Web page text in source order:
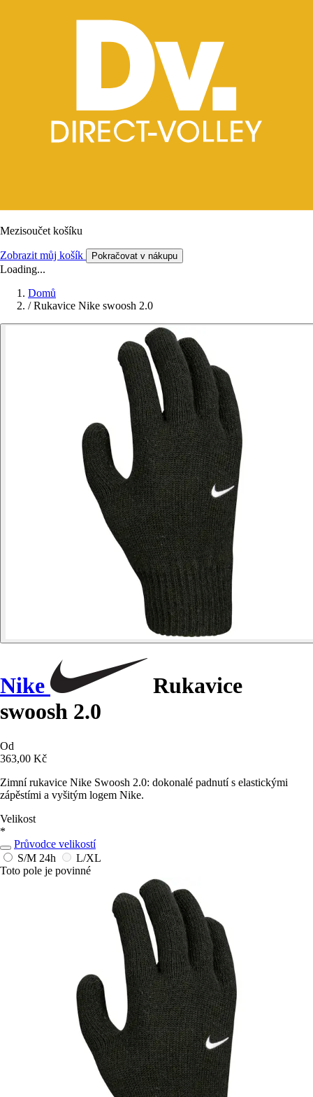
Mezisoučet košíku
Zobrazit můj košík Pokračovat v nákupu
Loading...
Domů
/ Rukavice Nike swoosh 2.0
Nike
Rukavice
swoosh 2.0
Od
363,00 Kč
Zimní rukavice Nike Swoosh 2.0: dokonalé padnutí s elastickými
zápěstími a vyšitým logem Nike.
Velikost
*
Průvodce velikostí
S/M 24h
L/XL
Toto pole je povinné